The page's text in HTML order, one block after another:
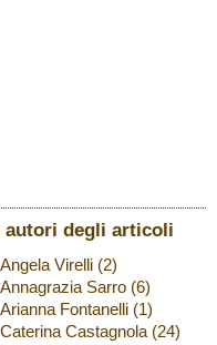
autori degli articoli
Angela Virelli(2)
Annagrazia Sarro(6)
Arianna Fontanelli(1)
Caterina Castagnola(24)